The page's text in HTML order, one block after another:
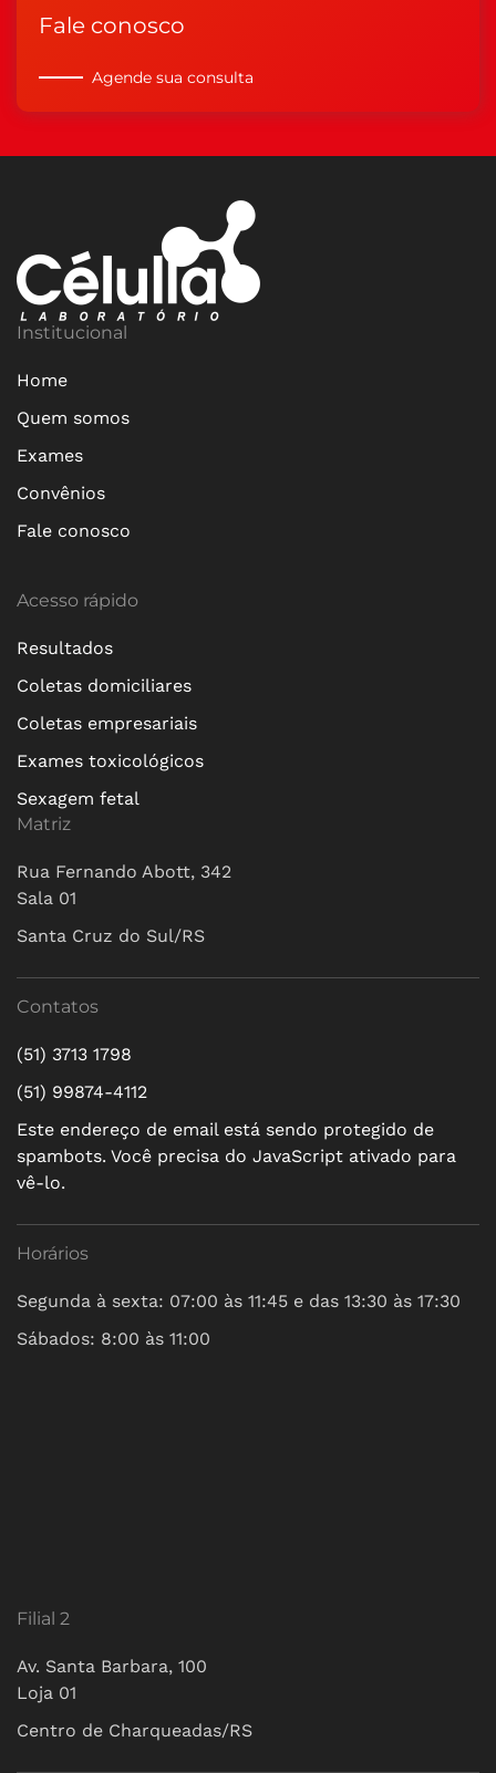
Fale conosco
Agende sua consulta
Institucional
Home
Quem somos
Exames
Convênios
Fale conosco
Acesso rápido
Resultados
Coletas domiciliares
Coletas empresariais
Exames toxicológicos
Sexagem fetal
Matriz
Rua Fernando Abott, 342
Sala 01
Santa Cruz do Sul/RS
Contatos
(51) 3713 1798
(51) 99874-4112
Este endereço de email está sendo protegido de
spambots. Você precisa do JavaScript ativado para
vê-lo.
Horários
Segunda à sexta: 07:00 às 11:45 e das 13:30 às 17:30
Sábados: 8:00 às 11:00
Filial 2
Av. Santa Barbara, 100
Loja 01
Centro de Charqueadas/RS